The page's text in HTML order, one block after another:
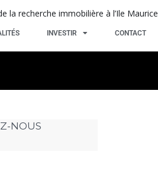
la recherche immobilière à l’Ile Maurice
INVESTIR CONTACT
NOUS